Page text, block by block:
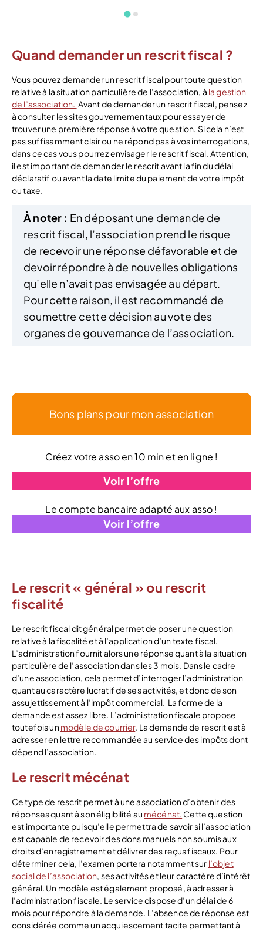
Quand demander un rescrit fiscal ?
Vous pouvez demander un rescrit fiscal pour toute question
relative à la situation particulière de l’association, à la gestion
de l’association. Avant de demander un rescrit fiscal, pensez
à consulter les sites gouvernementaux pour essayer de
trouver une première réponse à votre question. Si cela n’est
pas suffisamment clair ou ne répond pas à vos interrogations,
dans ce cas vous pourrez envisager le rescrit fiscal. Attention,
il est important de demander le rescrit avant la fin du délai
déclaratif ou avant la date limite du paiement de votre impôt
ou taxe.
À noter : En déposant une demande de
rescrit fiscal, l’association prend le risque
de recevoir une réponse défavorable et de
devoir répondre à de nouvelles obligations
qu’elle n’avait pas envisagée au départ.
Pour cette raison, il est recommandé de
soumettre cette décision au vote des
organes de gouvernance de l’association.
Bons plans pour mon association
Créez votre asso en 10 min et en ligne !
Voir l’offre
Le compte bancaire adapté aux asso !
Voir l’offre
Le rescrit « général » ou rescrit
fiscalité
Le rescrit fiscal dit général permet de poser une question
relative à la fiscalité et à l’application d’un texte fiscal.
L’administration fournit alors une réponse quant à la situation
particulière de l’association dans les 3 mois. Dans le cadre
d’une association, cela permet d’interroger l’administration
quant au caractère lucratif de ses activités, et donc de son
assujettissement à l’impôt commercial. La forme de la
demande est assez libre. L’administration fiscale propose
toutefois unmodèle de courrier. La demande de rescrit est à
adresser en lettre recommandée au service des impôts dont
dépend l’association.
Le rescrit mécénat
Ce type de rescrit permet à une association d’obtenir des
réponses quant à son éligibilité au mécénat. Cette question
est importante puisqu’elle permettra de savoir si l’association
est capable de recevoir des dons manuels non soumis aux
droits d’enregistrement et délivrer des reçus fiscaux. Pour
déterminer cela, l’examen portera notamment sur l’objet
social de l’association, ses activités et leur caractère d’intérêt
général. Un modèle est également proposé, à adresser à
l’administration fiscale. Le service dispose d’un délai de 6
mois pour répondre à la demande. L’absence de réponse est
considérée comme un acquiescement tacite permettant à